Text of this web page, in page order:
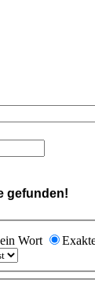
gefunden!
Wort